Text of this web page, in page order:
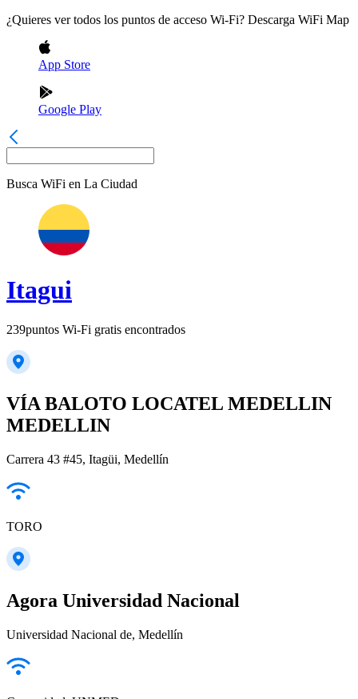
¿Quieres ver todos los puntos de acceso Wi-Fi? Descarga WiFi Map
App Store
Google Play
Busca WiFi en La Ciudad
Itagui
239puntos Wi-Fi gratis encontrados
VÍA BALOTO LOCATEL MEDELLIN
MEDELLIN
Carrera 43 #45, Itagüi, Medellín
TORO
Agora Universidad Nacional
Universidad Nacional de, Medellín